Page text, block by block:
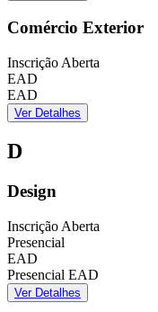
Comércio Exterior
Inscrição Aberta
EAD
EAD
Ver Detalhes
D
Design
Inscrição Aberta
Presencial
EAD
Presencial EAD
Ver Detalhes